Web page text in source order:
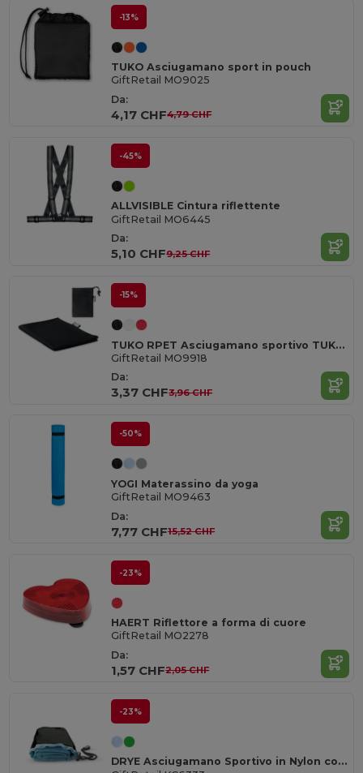
-13%
TUKO Asciugamano sport in pouch
GiftRetail MO9025
Da:
4,17 CHF4,79 CHF
-45%
ALLVISIBLE Cintura riflettente
GiftRetail MO6445
Da:
5,10 CHF9,25 CHF
-15%
TUKO RPET Asciugamano sportivo TUKO RPET
GiftRetail MO9918
Da:
3,37 CHF3,96 CHF
-50%
YOGI Materassino da yoga
GiftRetail MO9463
Da:
7,77 CHF15,52 CHF
-23%
HAERT Riflettore a forma di cuore
GiftRetail MO2278
Da:
1,57 CHF2,05 CHF
-23%
DRYE Asciugamano Sportivo in Nylon con Custodia